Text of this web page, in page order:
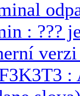
: ???
: